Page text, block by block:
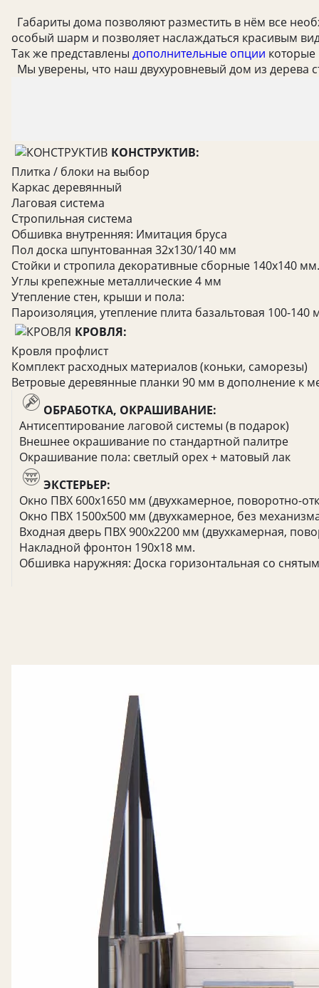
Габариты дома позволяют разместить в нём все
особый шарм и позволяет наслаждаться красивым
Так же представлены дополнительные опции которые
Мы уверены, что наш двухуровневый дом из дерева
КОНСТРУКТИВ:
Плитка / блоки на выбор
Каркас деревянный
Лаговая система
Стропильная система
Обшивка внутренняя: Имитация бруса
Пол доска шпунтованная 32х130/140 мм
Стойки и стропила декоративные сборные 140х140 мм.
Углы крепежные металлические 4 мм
Утепление стен, крыши и пола:
Пароизоляция, утепление плита базальтовая 100-
КРОВЛЯ:
Кровля профлист
Комплект расходных материалов (коньки, саморезы)
Ветровые деревянные планки 90 мм в дополнение к
ОБРАБОТКА, ОКРАШИВАНИЕ:
Антисептирование лаговой системы (в подарок)
Внешнее окрашивание по стандартной палитре
Окрашивание пола: светлый орех + матовый лак
ЭКСТЕРЬЕР:
Окно ПВХ 600х1650 мм (двухкамерное, поворотно-
Окно ПВХ 1500х500 мм (двухкамерное, без
Входная дверь ПВХ 900х2200 мм (двухкамерная,
Накладной фронтон 190х18 мм.
Обшивка наружняя: Доска горизонтальная со